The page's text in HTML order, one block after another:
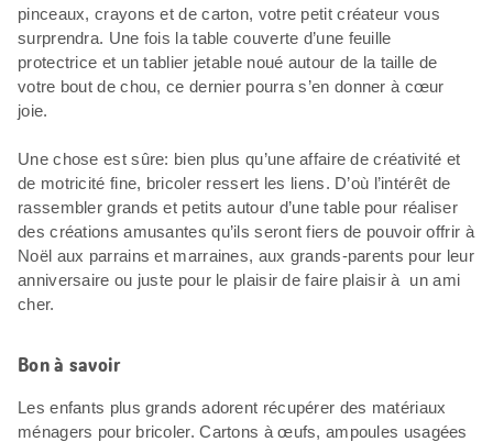
pinceaux, crayons et de carton, votre petit créateur vous
surprendra. Une fois la table couverte d’une feuille
protectrice et un tablier jetable noué autour de la taille de
votre bout de chou, ce dernier pourra s’en donner à cœur
joie.
Une chose est sûre: bien plus qu’une affaire de créativité et
de motricité fine, bricoler ressert les liens. D’où l’intérêt de
rassembler grands et petits autour d’une table pour réaliser
des créations amusantes qu’ils seront fiers de pouvoir offrir à
Noël aux parrains et marraines, aux grands-parents pour leur
anniversaire ou juste pour le plaisir de faire plaisir à un ami
cher.
Bon à savoir
Les enfants plus grands adorent récupérer des matériaux
ménagers pour bricoler. Cartons à œufs, ampoules usagées